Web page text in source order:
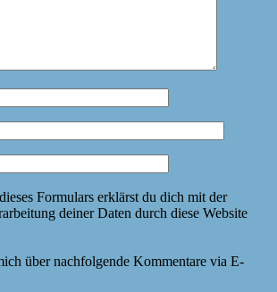
Formulars erklärst du dich mit der
deiner Daten durch diese Website
über nachfolgende Kommentare via E-